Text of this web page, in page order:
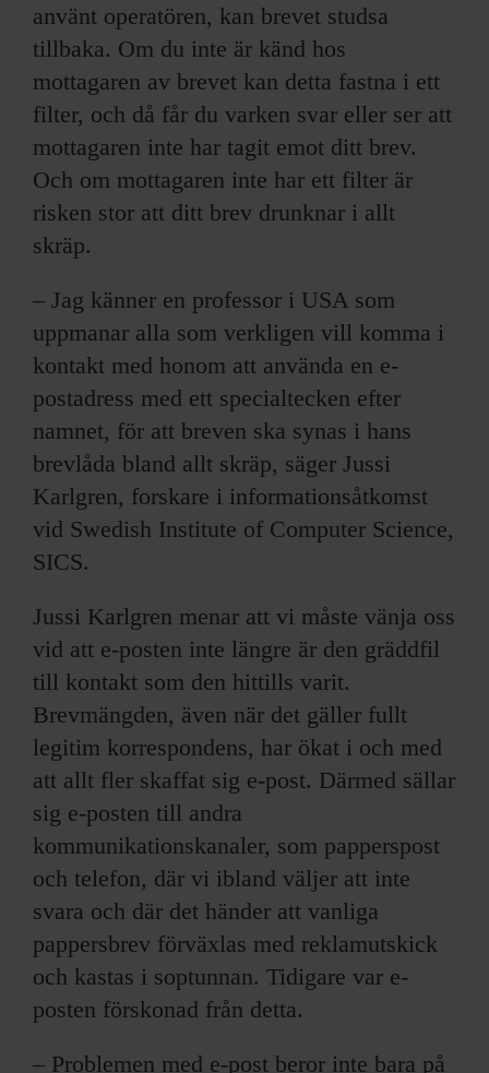
använt operatören, kan brevet studsa
tillbaka. Om du inte är känd hos
mottagaren av brevet kan detta fastna i ett
filter, och då får du varken svar eller ser att
mottagaren inte har tagit emot ditt brev.
Och om mottagaren inte har ett filter är
risken stor att ditt brev drunknar i allt
skräp.
– Jag känner en professor i USA som
uppmanar alla som verkligen vill komma i
kontakt med honom att använda en e-
postadress med ett specialtecken efter
namnet, för att breven ska synas i hans
brevlåda bland allt skräp, säger Jussi
Karlgren, forskare i informationsåtkomst
vid Swedish Institute of Computer Science,
SICS.
Jussi Karlgren menar att vi måste vänja oss
vid att e-posten inte längre är den gräddfil
till kontakt som den hittills varit.
Brevmängden, även när det gäller fullt
legitim korrespondens, har ökat i och med
att allt fler skaffat sig e-post. Därmed sällar
sig e-posten till andra
kommunikationskanaler, som papperspost
och telefon, där vi ibland väljer att inte
svara och där det händer att vanliga
pappersbrev förväxlas med reklamutskick
och kastas i soptunnan. Tidigare var e-
posten förskonad från detta.
– Problemen med e-post beror inte bara på